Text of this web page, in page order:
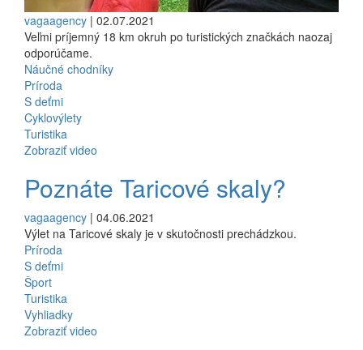
vagaagency | 02.07.2021
Veľmi príjemný 18 km okruh po turistických značkách naozaj
odporúčame.
Náučné chodníky
Príroda
S deťmi
Cyklovýlety
Turistika
Zobraziť video
Poznáte Taricové skaly?
vagaagency | 04.06.2021
Výlet na Taricové skaly je v skutočnosti prechádzkou.
Príroda
S deťmi
Šport
Turistika
Vyhliadky
Zobraziť video